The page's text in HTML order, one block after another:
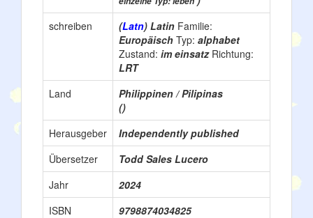
schreiben
(Latn) Latin Familie:
Europäisch Typ: alphabet
Zustand: im einsatz Richtung:
LRT
Land
Philippinen / Pilipinas
()
Herausgeber
Independently published
Übersetzer
Todd Sales Lucero
Jahr
2024
ISBN
9798874034825